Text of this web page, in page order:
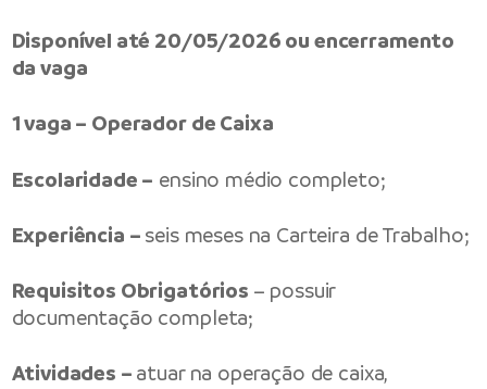
Disponível até 20/05/2026 ou encerramento
da vaga
1 vaga – Operador de Caixa
Escolaridade – ensino médio completo;
Experiência – seis meses na Carteira de Trabalho;
Requisitos Obrigatórios – possuir
documentação completa;
Atividades – atuar na operação de caixa,